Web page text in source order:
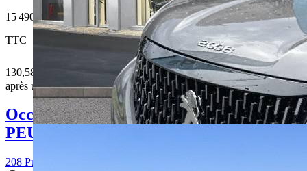
15 490 €
TTC
130,58 € /Mois
après un premier loyer de 4 647 €
Occasion
PEUGEOT 208
208 PureTech 75 S&S BVM5 Active Business